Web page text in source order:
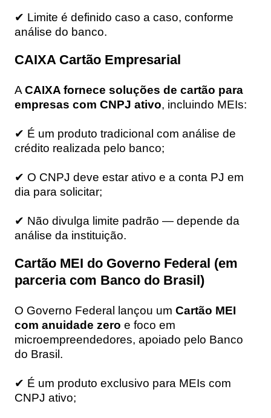
✔ Limite é definido caso a caso, conforme
análise do banco.
CAIXA Cartão Empresarial
A CAIXA fornece soluções de cartão para
empresas com CNPJ ativo, incluindo MEIs:
✔ É um produto tradicional com análise de
crédito realizada pelo banco;
✔ O CNPJ deve estar ativo e a conta PJ em
dia para solicitar;
✔ Não divulga limite padrão — depende da
análise da instituição.
Cartão MEI do Governo Federal (em
parceria com Banco do Brasil)
O Governo Federal lançou um Cartão MEI
com anuidade zero e foco em
microempreendedores, apoiado pelo Banco
do Brasil.
✔ É um produto exclusivo para MEIs com
CNPJ ativo;